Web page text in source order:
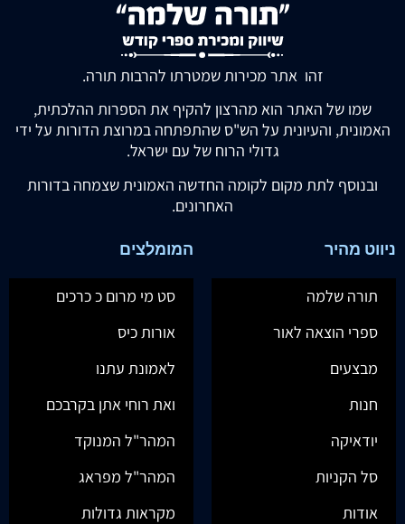
זהו אתר מכירות שמטרתו להרבות תורה.
שמו של האתר הוא מהרצון להקיף את הספרות ההלכתית,
האמונית, והעיונית על הש"ס שהתפתחה במרוצת הדורות על ידי
גדולי הרוח של עם ישראל.
ובנוסף לתת מקום לקומה החדשה האמונית שצמחה בדורות
האחרונים.
ניווט מהיר
תורה שלמה
ספרי הוצאה לאור
מבצעים
חנות
יודאיקה
סל הקניות
אודות
המומלצים
סט מי מרום כ כרכים
אורות כיס
לאמונת עתנו
ואת רוחי אתן בקרבכם
המהר"ל המנוקד
המהר"ל מפראג
מקראות גדולות